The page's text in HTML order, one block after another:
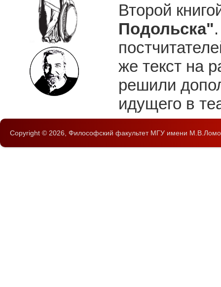
Второй
Подольска"
же текст на
решили
идущего в
Copyright © 2026, Философский факультет МГУ имени